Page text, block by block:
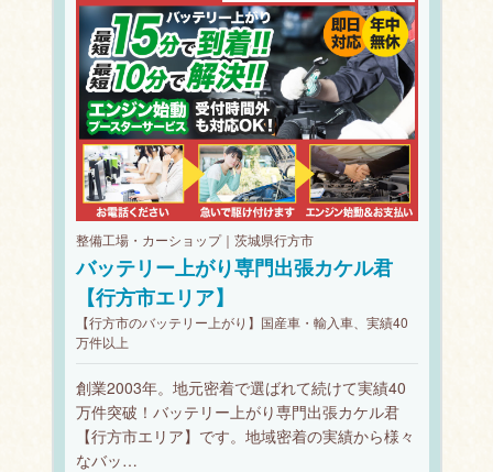
整備工場・カーショップ｜茨城県行方市
バッテリー上がり専門出張カケル君
【行方市エリア】
【行方市のバッテリー上がり】国産車・輸入車、実績40
万件以上
創業2003年。地元密着で選ばれて続けて実績40
万件突破！バッテリー上がり専門出張カケル君
【行方市エリア】です。地域密着の実績から様々
なバッ…